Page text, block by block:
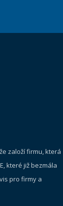
založí firmu, která
které již bezmála
pro firmy a